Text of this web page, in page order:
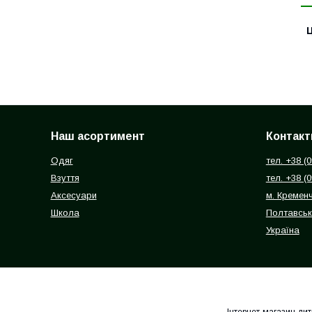
Наш асортимент
Одяг
Взуття
Аксесуари
Школа
тел. +38
тел. +38
м.
Україна